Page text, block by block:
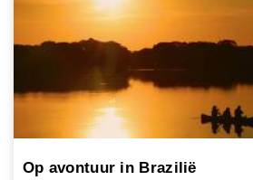
Op avontuur in Brazilië